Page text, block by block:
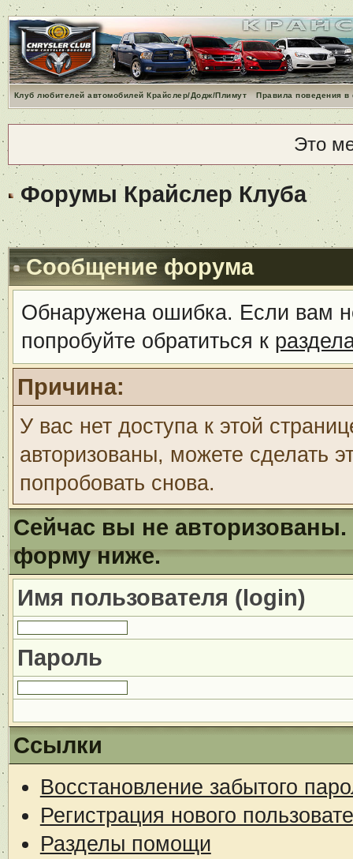
Клуб любителей автомобилей Крайслер/Додж/Плимут Правила поведения
Это
Форумы Крайслер Клуба
Сообщение форума
Обнаружена ошибка. Если вам
попробуйте обратиться к
Причина:
У вас нет доступа к этой
авторизованы, можете сделать
попробовать снова.
Сейчас вы не авторизованы.
форму ниже.
Имя пользователя (login)
Пароль
Ссылки
Восстановление забытого
Регистрация нового
Разделы помощи